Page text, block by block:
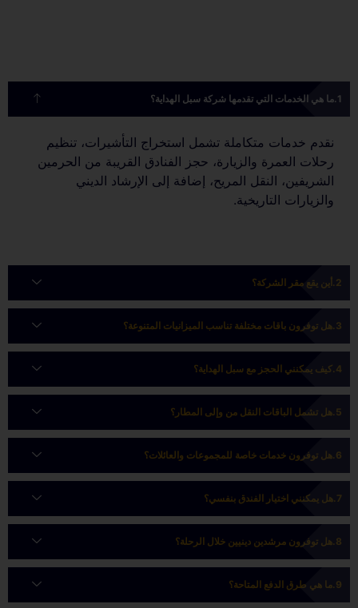
ما هي الخدمات التي تقدمها شركة سبل الهداية؟
نقدم خدمات متكاملة تشمل استخراج التأشيرات، تنظيم
رحلات العمرة والزيارة، حجز الفنادق القريبة من الحرمين
الشريفين، النقل المريح، إضافة إلى الإرشاد الديني
والزيارات التاريخية.
أين يقع مقر الشركة؟
هل توفرون باقات مختلفة تناسب الميزانيات المتنوعة؟
كيف يمكنني الحجز مع سبل الهداية؟
هل تشمل الباقات النقل من وإلى المطار؟
هل توفرون خدمات خاصة للمجموعات والعائلات؟
هل يمكنني اختيار الفندق بنفسي؟
هل توفرون مرشدين دينيين خلال الرحلة؟
ما هي طرق الدفع المتاحة؟